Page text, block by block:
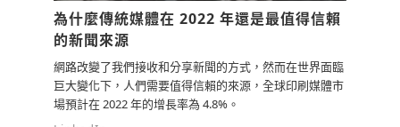
為什麼傳統媒體在 2022 年還是最值得信賴
的新聞來源
網路改變了我們接收和分享新聞的方式，然而在世界面臨
巨大變化下，人們需要值得信賴的來源，全球印刷媒體市
場預計在 2022 年的增長率為 4.8%。